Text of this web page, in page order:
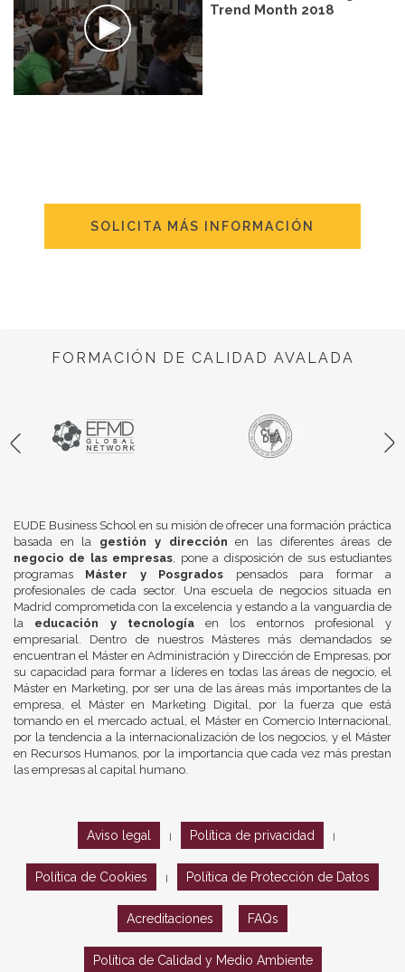
Trend Month 2018
SOLICITA MÁS INFORMACIÓN
FORMACIÓN DE CALIDAD AVALADA
EUDE Business School en su misión de ofrecer una formación práctica
basada en la gestión y dirección en las diferentes áreas de
negocio de las empresas, pone a disposición de sus estudiantes
programas Máster y Posgrados pensados para formar a
profesionales de cada sector. Una escuela de negocios situada en
Madrid comprometida con la excelencia y estando a la vanguardia de
la educación y tecnologíaen los entornos profesional y
empresarial. Dentro de nuestros Másteres más demandados se
encuentran el Máster en Administración y Dirección de Empresas, por
su capacidad para formar a líderes en todas las áreas de negocio, el
Máster en Marketing, por ser una de las áreas más importantes de la
empresa, el Máster en Marketing Digital, por la fuerza que está
tomando en el mercado actual, el Máster en Comercio Internacional,
por la tendencia a la internacionalización de los negocios, y el Máster
en Recursos Humanos, por la importancia que cada vez más prestan
las empresas al capital humano.
Aviso legal Política de privacidad
Política de Cookies Política de Protección de Datos
Acreditaciones FAQs
Política de Calidad y Medio Ambiente